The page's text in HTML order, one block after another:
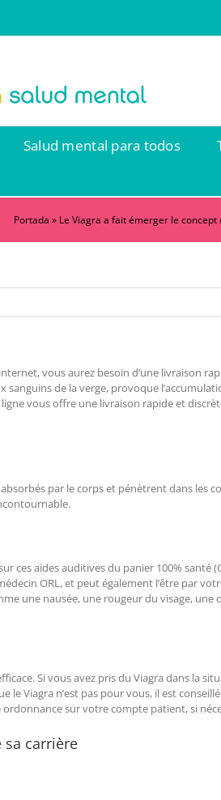
Salud mental para todos
Portada » Le Viagra a fait émerger le
vous aurez besoin d’une livraison
de la verge, provoque
vous offre une livraison rapide et
par le corps et pénètrent dans les
ces aides auditives du panier 100% santé
ORL, et peut également l’être par
une nausée, une rougeur du visage,
Si vous avez pris du Viagra dans la
Viagra n’est pas pour vous, il est
ordonnance sur votre compte patient, si
sa carrière